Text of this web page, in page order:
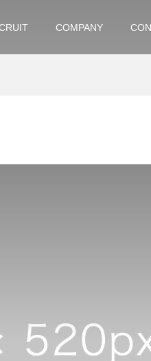
COMPANY